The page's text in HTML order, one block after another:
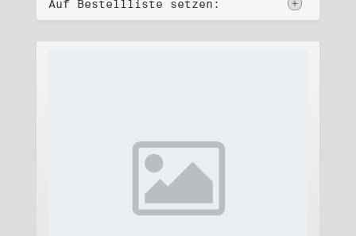
Auf Bestellliste setzen: